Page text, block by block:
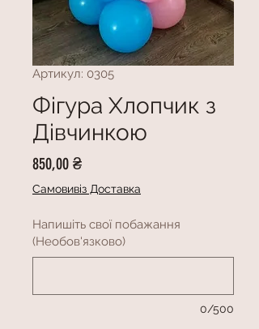
Артикул: 0305
Фігура Хлопчик з
Дівчинкою
850,00 ₴Ціна
Самовивіз Доставка
Напишіть свої побажання
(Необов'язково)
0/500